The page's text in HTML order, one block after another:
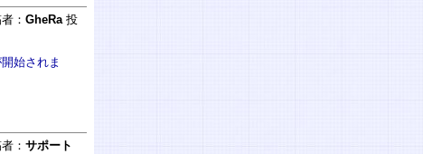
： GheRa投
始されま
： サポート